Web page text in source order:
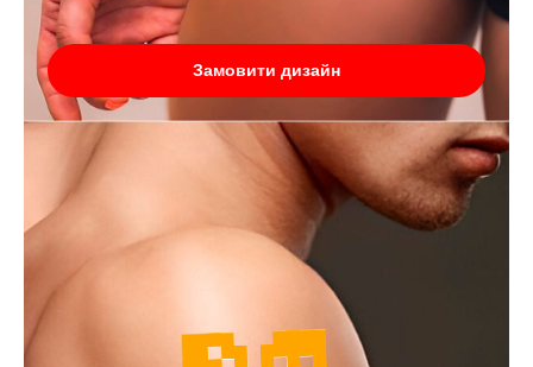
Замовити дизайн